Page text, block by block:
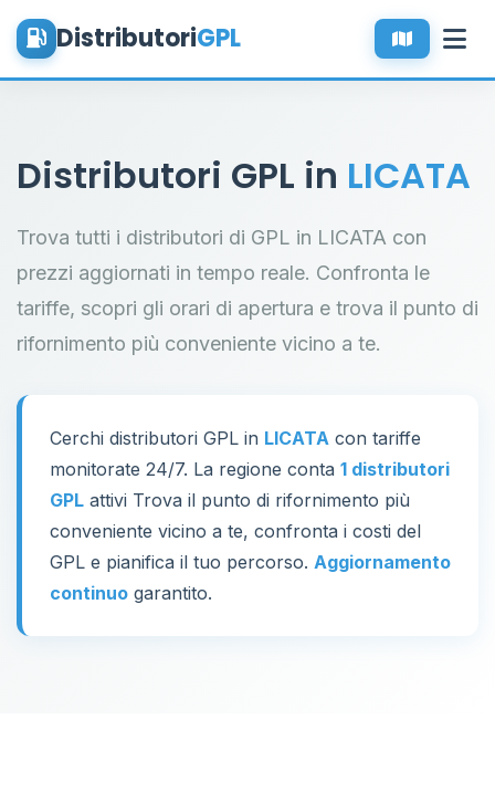
DistributoriGPL
Distributori GPL in LICATA
Trova tutti i distributori di GPL in LICATA con
prezzi aggiornati in tempo reale. Confronta le
tariffe, scopri gli orari di apertura e trova il punto di
rifornimento più conveniente vicino a te.
Cerchi distributori GPL in LICATA con tariffe
monitorate 24/7. La regione conta 1 distributori
GPL attivi Trova il punto di rifornimento più
conveniente vicino a te, confronta i costi del
GPL e pianifica il tuo percorso. Aggiornamento
continuo garantito.